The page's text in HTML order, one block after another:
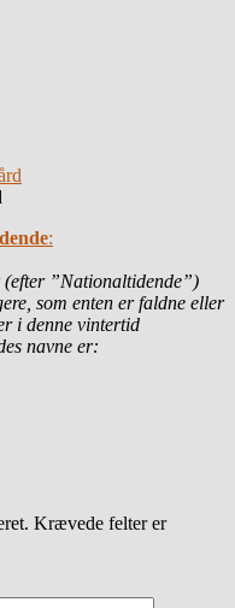
:
(efter ”Nationaltidende”)
som enten er faldne eller
i denne vintertid
navne er:
Krævede felter er